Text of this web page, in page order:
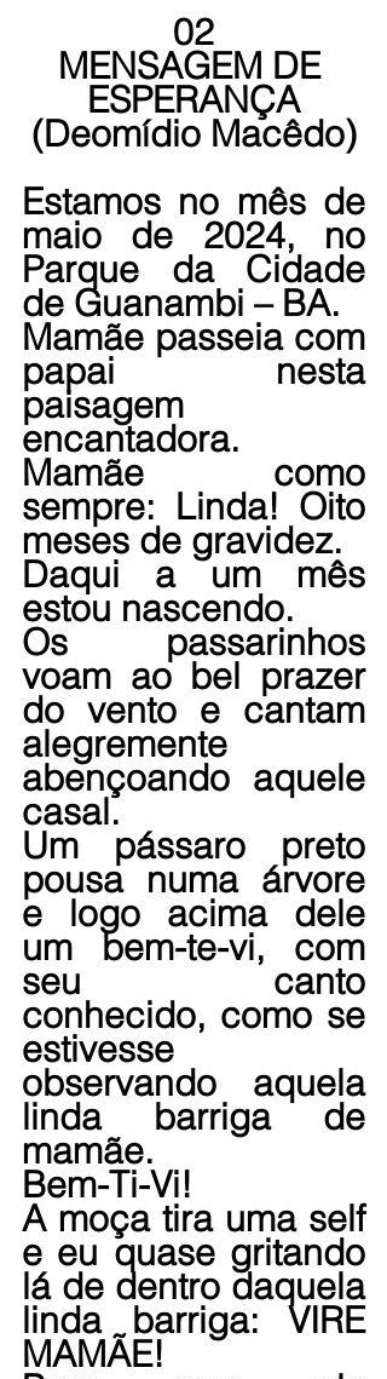
02
MENSAGEM DE
ESPERANÇA
(Deomídio Macêdo)
Estamos no mês de
maio de 2024, no
Parque da Cidade
de Guanambi – BA.
Mamãe passeia com
papai nesta
paisagem
encantadora.
Mamãe como
sempre: Linda! Oito
meses de gravidez.
Daqui a um mês
estou nascendo.
Os passarinhos
voam ao bel prazer
do vento e cantam
alegremente
abençoando aquele
casal.
Um pássaro preto
pousa numa árvore
e logo acima dele
um bem-te-vi, com
seu canto
conhecido, como se
estivesse
observando aquela
linda barriga de
mamãe.
Bem-Ti-Vi!
A moça tira uma self
e eu quase gritando
lá de dentro daquela
linda barriga: VIRE
MAMÃE!